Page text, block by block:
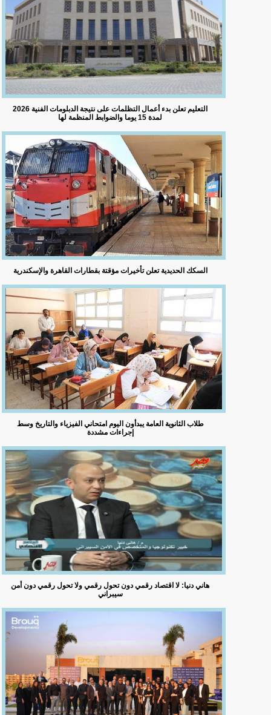
التعليم تعلن بدء أعمال التظلمات على نتيجة الدبلومات الفنية 2026
لمدة 15 يوما والضوابط المنظمة لها
السكك الحديدية تعلن تأخيرات مؤقتة بقطارات القاهرة والإسكندرية
طلاب الثانوية العامة يبدأون اليوم امتحاني الفيزياء والتاريخ وسط
إجراءات مشددة
هاني دنيا: لا اقتصاد رقمي دون تحول رقمي ولا تحول رقمي دون أمن
سيبراني